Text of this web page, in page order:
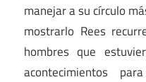
manejar a su círculo
mostrarlo Rees
hombres que
acontecimientos